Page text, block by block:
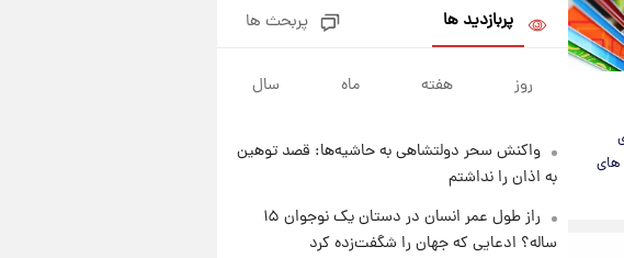
شرایط تازه فروش اقساطی سایپا
اعلام شد؛ شاهین، کوییک، اطلس،
سهند و ساینا با اقساط بلندمدت +
جدول۱ روز پیش
۱۴۰۵
۱ روز پیش
پربازدید ها پربحث ها
روز هفته ماه سال
واکنش سحر دولتشاهی به حاشیه‌ها: قصد توهین
به اذان را نداشتم
راز طول عمر انسان در دستان یک نوجوان ۱۵
ساله؟ ادعایی که جهان را شگفت‌زده کرد